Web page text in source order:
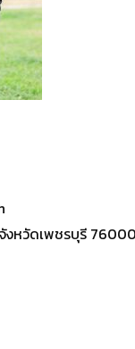
งหวัดเพชรบุรี 76000